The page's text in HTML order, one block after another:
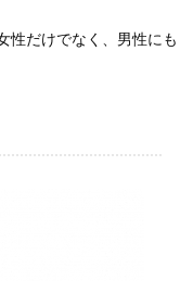
性だけでなく、男性にも